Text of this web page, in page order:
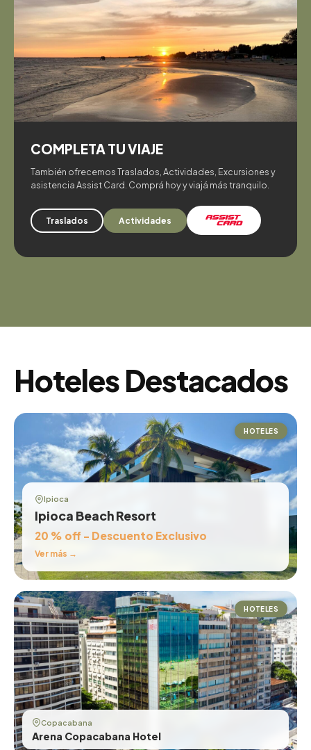
COMPLETA TU VIAJE
También ofrecemos Traslados, Actividades, Excursiones y
asistencia Assist Card. Comprá hoy y viajá más tranquilo.
Traslados Actividades
Hoteles Destacados
HOTELES
Ipioca
Ipioca Beach Resort
20 % off - Descuento Exclusivo
Ver más →
HOTELES
Copacabana
Arena Copacabana Hotel